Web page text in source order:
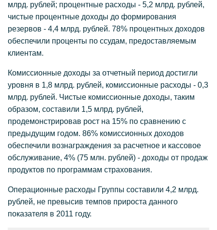
млрд. рублей; процентные расходы - 5,2 млрд. рублей,
чистые процентные доходы до формирования
резервов - 4,4 млрд. рублей. 78% процентных доходов
обеспечили проценты по ссудам, предоставляемым
клиентам.
Комиссионные доходы за отчетный период достигли
уровня в 1,8 млрд. рублей, комиссионные расходы - 0,3
млрд. рублей. Чистые комиссионные доходы, таким
образом, составили 1,5 млрд. рублей,
продемонстрировав рост на 15% по сравнению с
предыдущим годом. 86% комиссионных доходов
обеспечили вознаграждения за расчетное и кассовое
обслуживание, 4% (75 млн. рублей) - доходы от продаж
продуктов по программам страхования.
Операционные расходы Группы составили 4,2 млрд.
рублей, не превысив темпов прироста данного
показателя в 2011 году.